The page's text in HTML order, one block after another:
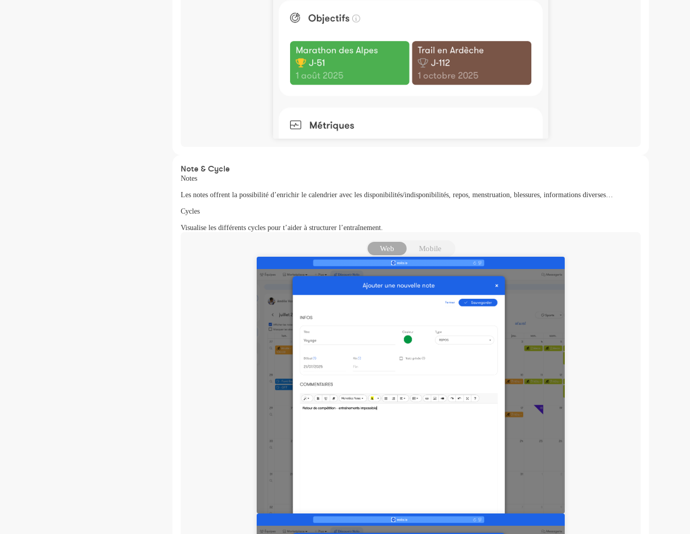
Note & Cycle
Notes
Les notes offrent la possibilité d’enrichir le calendrier avec les disponibilités/indisponibilités, repos, menstruation, blessures, informations diverses…
Cycles
Visualise les différents cycles pour t’aider à structurer l’entraînement.
Web Mobile